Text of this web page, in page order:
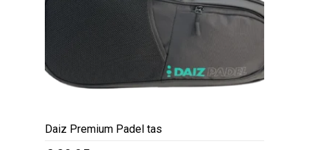
Daiz Premium Padel tas